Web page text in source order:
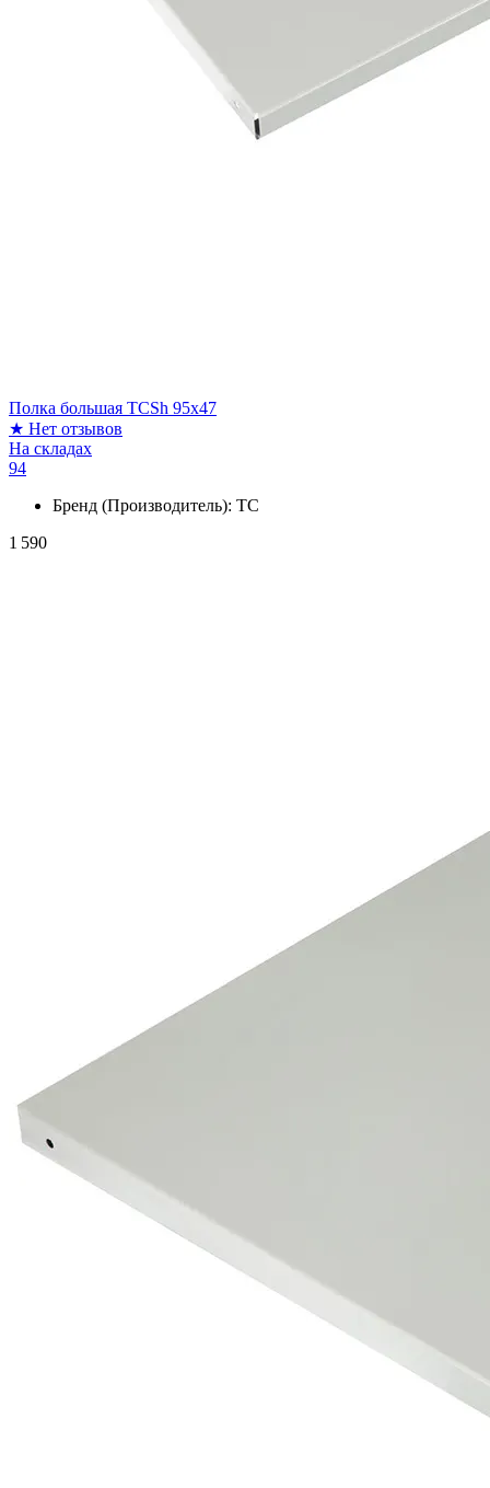
Полка большая TCSh 95x47
★ Нет отзывов
На складах
94
Бренд (Производитель): ТС
1 590